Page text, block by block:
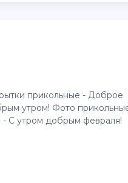
прикольные - Доброе
утром! Фото
С утром добрым февраля!